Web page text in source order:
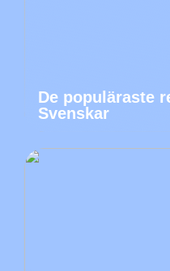
De populäraste
Svenskar